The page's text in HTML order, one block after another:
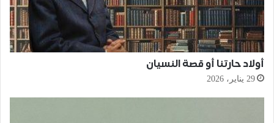
أولاد حارتنا أو قصة النسيان
29 يناير، 2026